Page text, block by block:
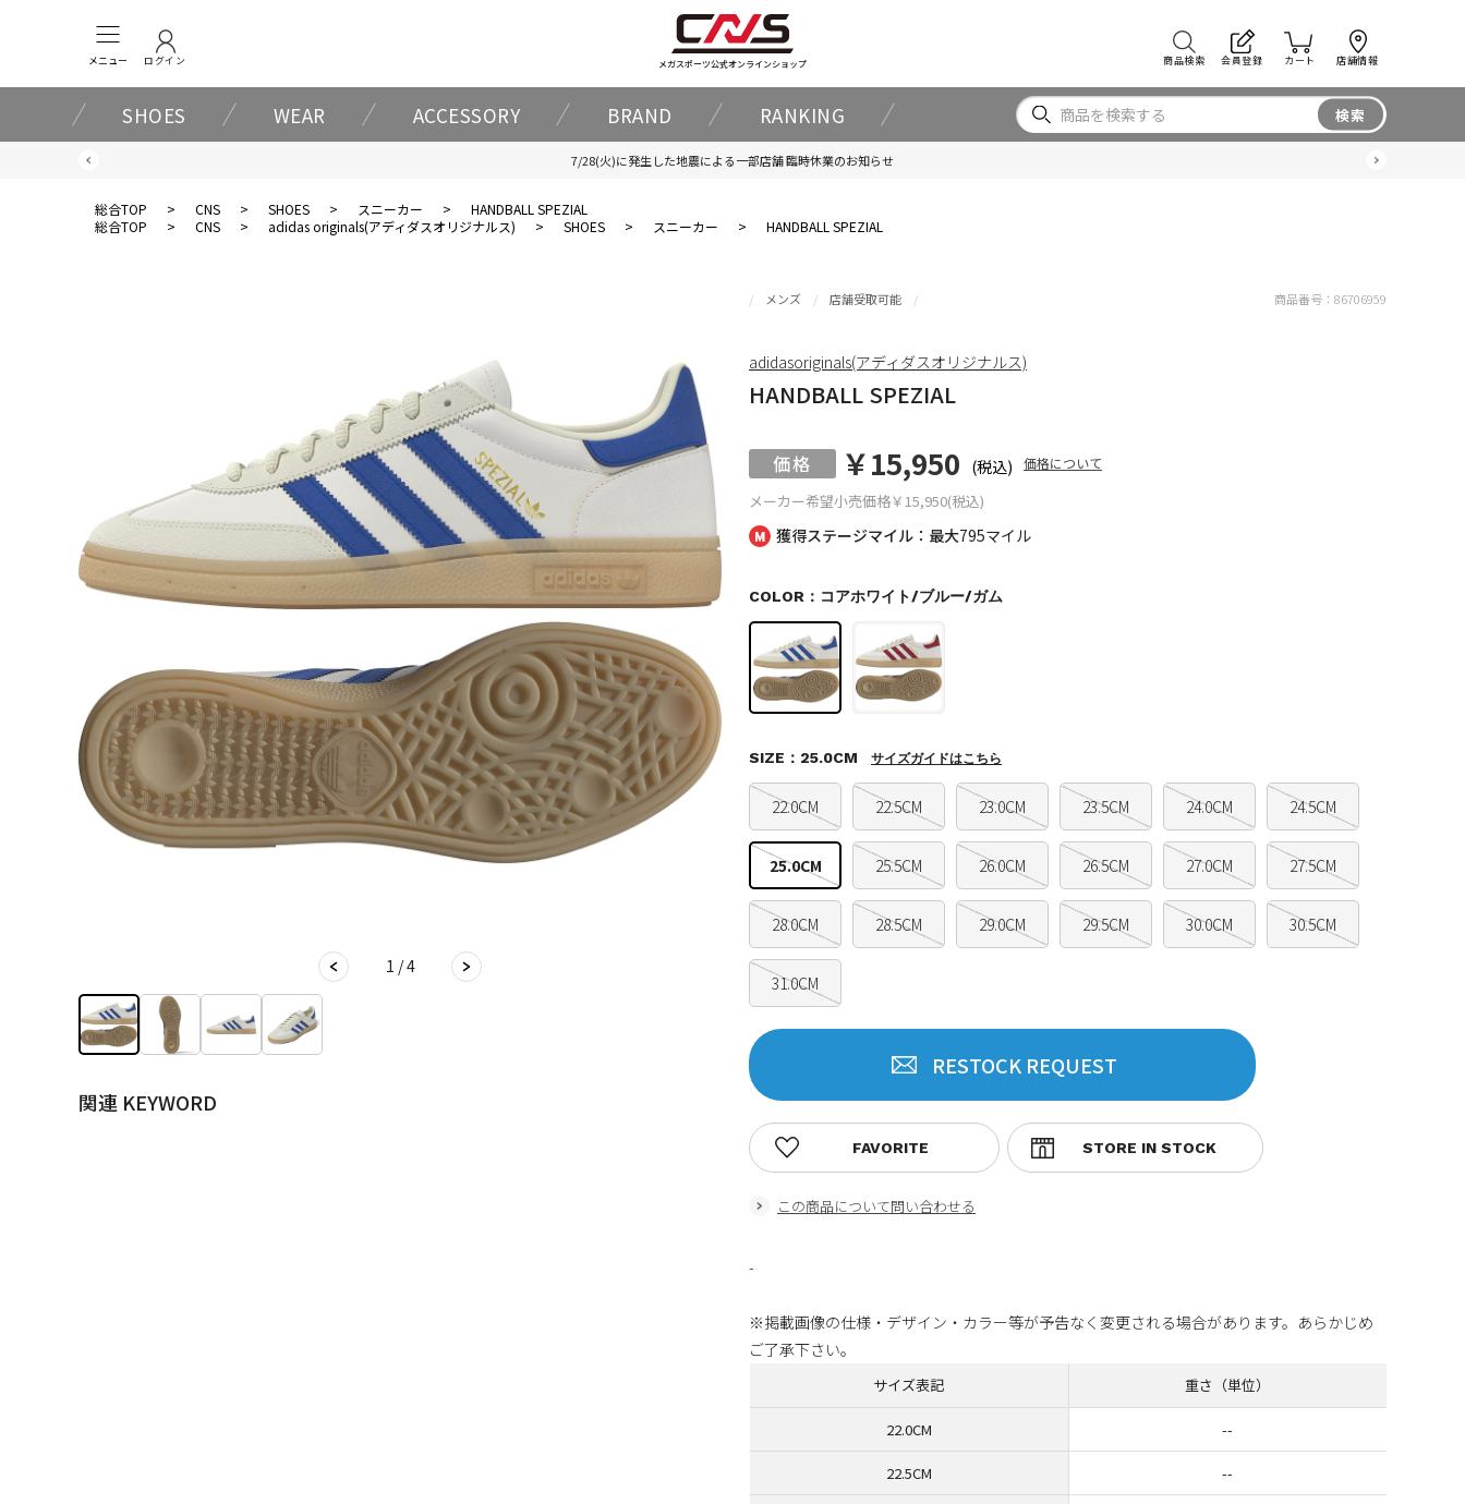
メニュー ログイン メガスポーツ公式オンラインショップ 商品検索 会員登録 カート 店舗情報
SHOES WEAR ACCESSORY BRAND RANKING 検索
7/28(火)に発生した地震による一部店舗 臨時休業のお知らせ
総合TOP > CNS > SHOES > スニーカー >
HANDBALL SPEZIAL
総合TOP
> CNS > adidas originals(アディダスオリジナルス) > SHOES > スニーカー > HANDBALL SPEZIAL
1 / 4
関連 KEYWORD
獲得ステージマイル：最大795マイル
メンズ 店舗受取可能
HANDBALL SPEZIAL
メーカー希望小売価格￥15,950(税込)
￥15,950 (税込) 価格について
COLOR：コアホワイト/ブルー/ガム
22.0CM 22.5CM 23.0CM 23.5CM 24.0CM 24.5CM
25.0CM 25.5CM 26.0CM 26.5CM 27.0CM 27.5CM
28.0CM 28.5CM 29.0CM 29.5CM 30.0CM 30.5CM
31.0CM
SIZE：25.0CM サイズガイドはこちら
RESTOCK REQUEST
この商品について問い合わせる
FAVORITE
商品番号： 86706959
adidasoriginals(アディダスオリジナルス)
-
※掲載画像の仕様・デザイン・カラー等が予告なく変更される場合があります。あらかじめ
ご了承下さい。
サイズ表記 重さ（単位）
22.0CM --
22.5CM --